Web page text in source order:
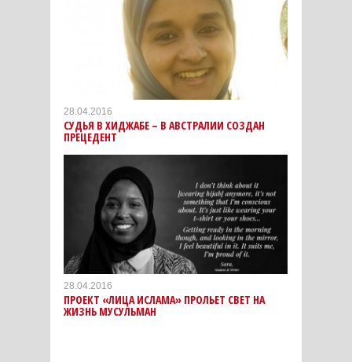
28.04.2016
СУДЬЯ В ХИДЖАБЕ – В АВСТРАЛИИ СОЗДАН
ПРЕЦЕДЕНТ
28.04.2016
ПРОЕКТ «ЛИЦА ИСЛАМА» ПРОЛЬЕТ СВЕТ НА
ЖИЗНЬ МУСУЛЬМАН